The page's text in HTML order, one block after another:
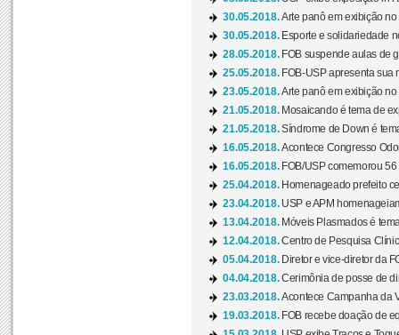
30.05.2018.Arte panô em exibição no
30.05.2018. Esporte e solidariedade
28.05.2018. FOB suspende aulas de
25.05.2018. FOB-USP apresenta sua
23.05.2018.Arte panô em exibição no
21.05.2018. Mosaicando é tema de
21.05.2018.Síndrome de Down é
16.05.2018.Acontece Congresso
16.05.2018. FOB/USP comemorou
25.04.2018. Homenageado prefeito
23.04.2018. USP e APM
13.04.2018. Móveis Plasmados é
12.04.2018.Centro de Pesquisa
05.04.2018. Diretor e vice-diretor da
04.04.2018.Cerimônia de posse de
23.03.2018.Acontece Campanha da
19.03.2018. FOB recebe doação de